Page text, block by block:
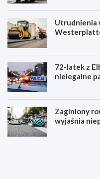
Utrudnienia
72-latek z
nielegalne
Zaginiony
wyjaśnia
N
U